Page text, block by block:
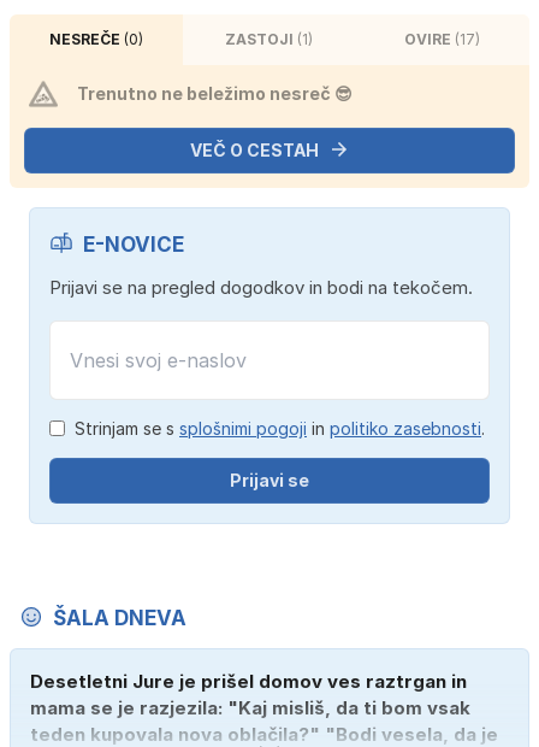
NESREČE (0) ZASTOJI (1) OVIRE (17)
Trenutno ne beležimo nesreč 😎
VEČ O CESTAH
E-NOVICE
Prijavi se na pregled dogodkov in bodi na tekočem.
Strinjam se s splošnimi pogoji in politiko zasebnosti.
Prijavi se
ŠALA DNEVA
Desetletni Jure je prišel domov ves raztrgan in
mama se je razjezila: "Kaj misliš, da ti bom vsak
teden kupovala nova oblačila?" "Bodi vesela, da je